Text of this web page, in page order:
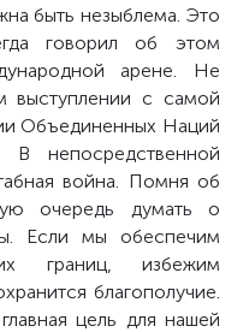
быть незыблема. Это
говорил об этом
арене. Не
выступлении с самой
Объединенных Наций
непосредственной
война. Помня об
очередь думать о
Если мы обеспечим
границ, избежим
благополучие.
цель для нашей